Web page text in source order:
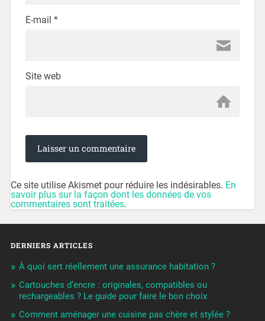
E-mail *
Site web
Ce site utilise Akismet pour réduire les indésirables. En
savoir plus sur la façon dont les données de vos
commentaires sont traitées.
DERNIERS ARTICLES
À quoi sert réellement une assurance habitation ?
Cartouches d’encre : originales, compatibles ou
rechargeables ? Le guide pour faire le bon choix
Comment aménager une cuisine pas chère et stylée ?